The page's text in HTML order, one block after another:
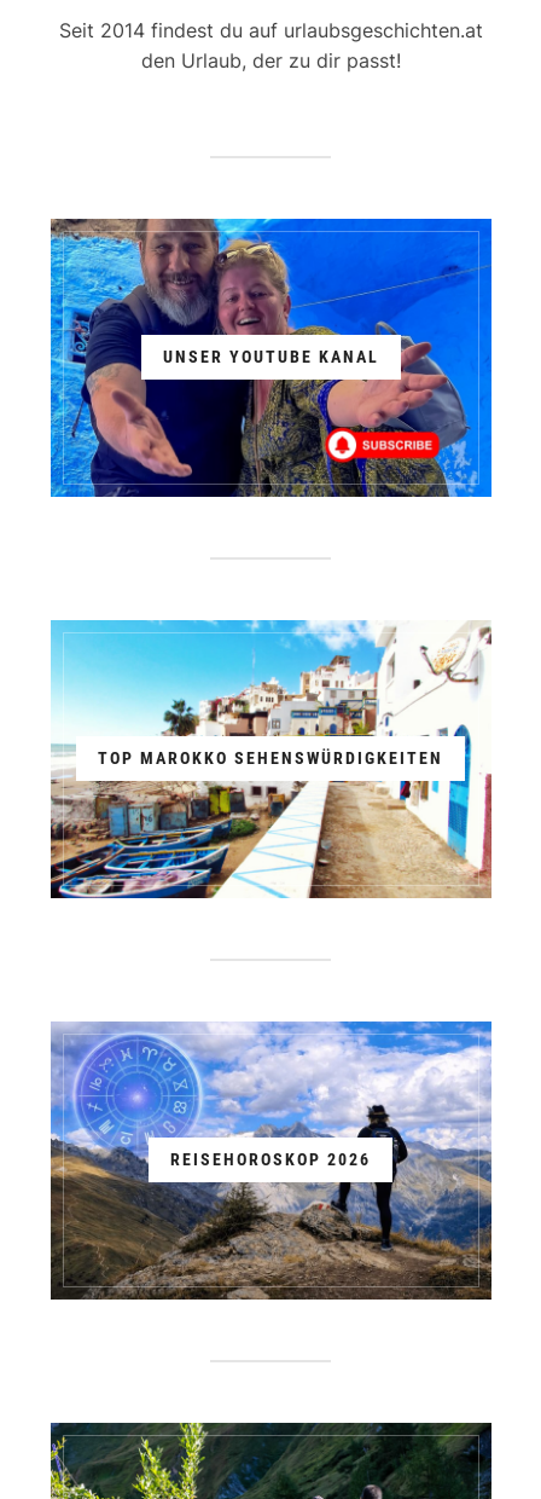
Seit 2014 findest du auf urlaubsgeschichten.at
den Urlaub, der zu dir passt!
UNSER YOUTUBE KANAL
TOP MAROKKO SEHENSWÜRDIGKEITEN
REISEHOROSKOP 2026